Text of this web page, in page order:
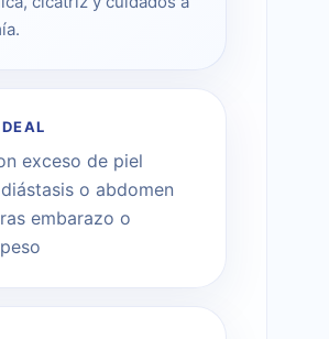
exceso de piel
o abdomen
embarazo o